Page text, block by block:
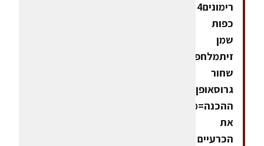
רימונים4
כפות
שמן
זיתמלחפלפל
שחור
גרוסאופן
ההכנה=מורחים
את
הכרעיים